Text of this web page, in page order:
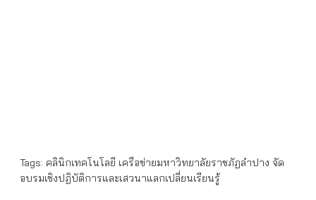
Tags: คลินิกเทคโนโลยี เครือข่ายมหาวิทยาลัยราชภัฏลำปาง จัด
อบรมเชิงปฏิบัติการและเสวนาแลกเปลี่ยนเรียนรู้